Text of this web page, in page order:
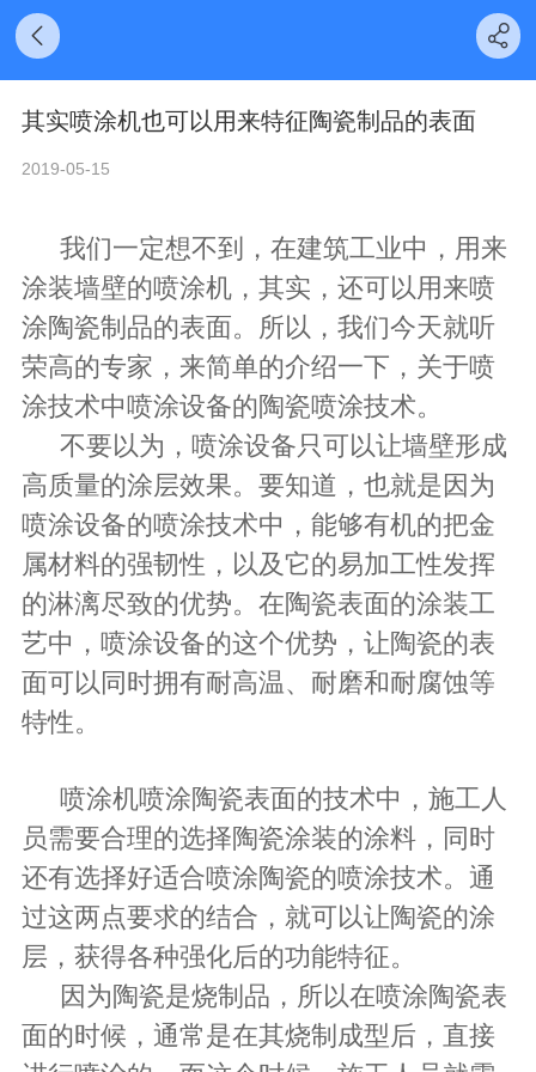
其实喷涂机也可以用来特征陶瓷制品的表面
2019-05-15
我们一定想不到，在建筑工业中，用来
涂装墙壁的喷涂机 ，其实，还可以用来喷
涂陶瓷制品的表面。所以，我们今天就听
荣高的专家，来简单的介绍一下，关于喷
涂技术中喷涂设备的陶瓷喷涂技术。
不要以为，喷涂设备只可以让墙壁形成
高质量的涂层效果。要知道，也就是因为
喷涂设备的喷涂技术中，能够有机的把金
属材料的强韧性，以及它的易加工性发挥
的淋漓尽致的优势。在陶瓷表面的涂装工
艺中，喷涂设备的这个优势，让陶瓷的表
面可以同时拥有耐高温、耐磨和耐腐蚀等
特性。
喷涂机喷涂陶瓷表面的技术中，施工人
员需要合理的选择陶瓷涂装的涂料，同时
还有选择好适合喷涂陶瓷的喷涂技术。通
过这两点要求的结合，就可以让陶瓷的涂
层，获得各种强化后的功能特征。
因为陶瓷是烧制品，所以在喷涂陶瓷表
面的时候，通常是在其烧制成型后，直接